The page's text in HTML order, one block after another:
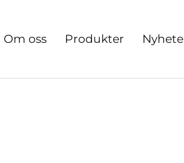
Om oss Produkter